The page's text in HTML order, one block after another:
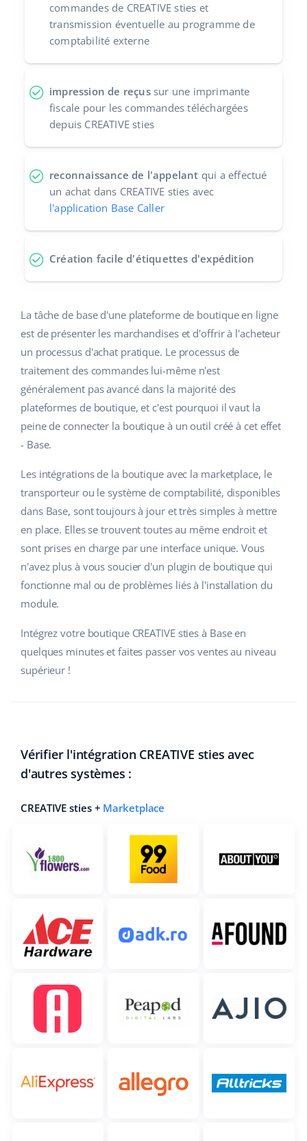
commandes de CREATIVE sties et
transmission éventuelle au programme de
comptabilité externe
impression de reçussur une imprimante
fiscale pour les commandes téléchargées
depuis CREATIVE sties
reconnaissance de l'appelant qui a effectué
un achat dans CREATIVE sties avec
l'application Base Caller
Création facile d'étiquettes d'expédition
La tâche de base d'une plateforme de boutique en ligne
est de présenter les marchandises et d'offrir à l'acheteur
un processus d'achat pratique. Le processus de
traitement des commandes lui-même n'est
généralement pas avancé dans la majorité des
plateformes de boutique, et c'est pourquoi il vaut la
peine de connecter la boutique à un outil créé à cet effet
- Base.
Les intégrations de la boutique avec la marketplace, le
transporteur ou le système de comptabilité, disponibles
dans Base, sont toujours à jour et très simples à mettre
en place. Elles se trouvent toutes au même endroit et
sont prises en charge par une interface unique. Vous
n'avez plus à vous soucier d'un plugin de boutique qui
fonctionne mal ou de problèmes liés à l'installation du
module.
Intégrez votre boutique CREATIVE sties à Base en
quelques minutes et faites passer vos ventes au niveau
supérieur !
Vérifier l'intégration CREATIVE sties avec
d'autres systèmes :
CREATIVE sties + Marketplace